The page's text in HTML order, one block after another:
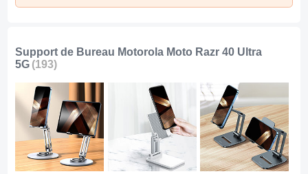
Support de Bureau Motorola Moto Razr 40 Ultra
5G (193)